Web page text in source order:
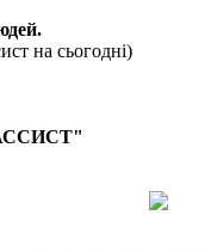
на сьогодні)